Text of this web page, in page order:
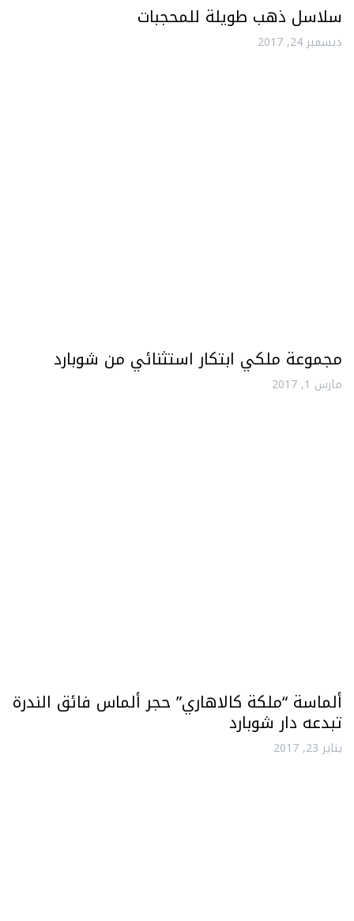
سلاسل ذهب طويلة للمحجبات
ديسمبر 24, 2017
مجموعة ملكي ابتكار استثنائي من شوبارد
مارس 1, 2017
ألماسة “ملكة كالاهاري” حجر ألماس فائق الندرة
تبدعه دار شوبارد
يناير 23, 2017